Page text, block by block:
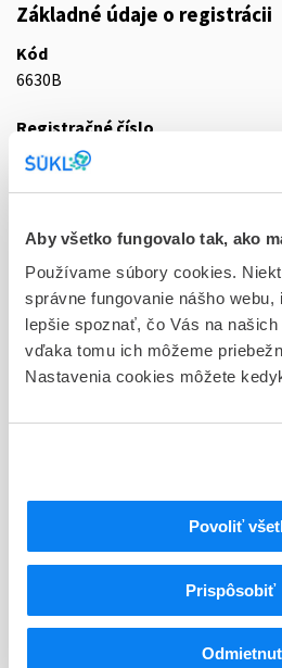
Aby všetko fungovalo tak, ako
Používame súbory cookies.
správne fungovanie nášho webu,
lepšie spoznať, čo Vás na
vďaka tomu ich môžeme
Nastavenia cookies môžete
Povoliť
Prispôsobiť
Základné údaje o registrácii
Kód
6630B
Registračné číslo
68/0467/15-S
tbl plg 50x50 mg (blis.OPA/Al/PVC/
Stav
D - Registrácia bez obmedzenia
Typ registračnej procedúry
Decentralizovaná
Držiteľ, krajina
Indikačná skupina
68 - ANTIPSYCHOTICA
ATC
Centrálna nervová
N05
Psycholeptiká
Antipsychotiká